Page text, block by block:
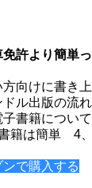
許より簡単
向けに書き
ル出版の流
書籍につい
籍は簡単 4
ンで購入する